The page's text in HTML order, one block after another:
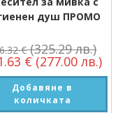
душ ПРОМО
€ (325.29 лв.)
€ (277.00 лв.)
Добавяне в
количката